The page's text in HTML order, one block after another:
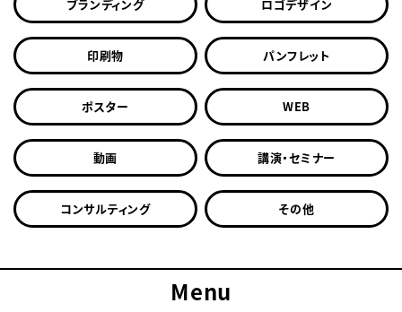
ブランディング ロゴデザイン
印刷物 パンフレット
ポスター WEB
動画 講演・セミナー
コンサルティング その他
Menu